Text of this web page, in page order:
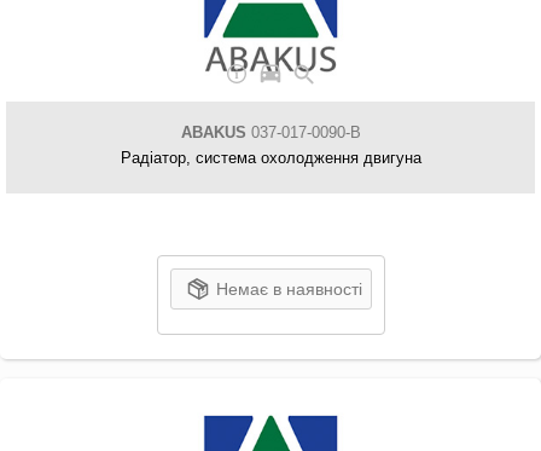
ABAKUS 037-017-0090-B
Радіатор, система охолодження двигуна
Немає в наявності